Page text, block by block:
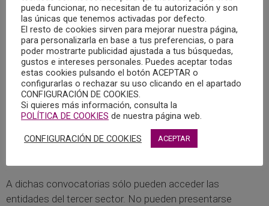
Físicas, en el ámbito de Castilla-La Mancha.
Este asunto pasa de ser una competencia completa del
Estado a ser de las Comunidades Autónomas en un 80%,
manteniéndose el otro 20% en el Gobierno Central, según
resolución del Tribunal Supremo en enero 2017.
Tanto las bases para presentar proyectos, como la
convocatoria de la subvenciones se publicarán,
probablemente, a finales de agosto o principios de
A dichas convocatorias sólo pueden acceder las
entidades del tercer sector. No pueden presentarse
pueda funcionar, no necesitan de tu autorización y son
las únicas que tenemos activadas por defecto.
El resto de cookies sirven para mejorar nuestra página,
para personalizarla en base a tus preferencias, o para
poder mostrarte publicidad ajustada a tus búsquedas,
gustos e intereses personales. Puedes aceptar todas
estas cookies pulsando el botón ACEPTAR o
configurarlas o rechazar su uso clicando en el apartado
CONFIGURACIÓN DE COOKIES.
Si quieres más información, consulta la
POLÍTICA DE COOKIES de nuestra página web.
CONFIGURACIÓN DE COOKIES ACEPTAR